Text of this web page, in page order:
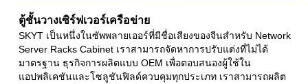
ตู้ชั้นวางเซิร์ฟเวอร์เครือข่าย
SKYT เป็นหนึ่งในซัพพลายเออร์ที่มีชื่อเสียงของจีนสำหรับ Network
Server Racks Cabinet เราสามารถจัดหาการปรับแต่งที่ไม่ได้
มาตรฐาน ธุรกิจการผลิตแบบ OEM เพื่อตอบสนองผู้ใช้ใน
แอปพลิเคชันและโซลูชันฟิลด์ควบคุมทุกประเภท เราสามารถผลิต